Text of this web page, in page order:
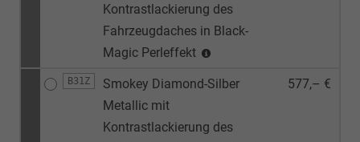
Kontrastlackierung des
Fahrzeugdaches in Black-
Magic Perleffekt
B31Z
Smokey Diamond-Silber
Metallic mit
Kontrastlackierung des
577,– €